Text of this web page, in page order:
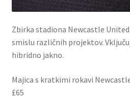
Zbirka stadiona Newcastle
smislu različnih projektov.
hibridno jakno.
Majica s kratkimi rokavi
£65